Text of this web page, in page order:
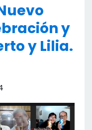
y
y Lilia.